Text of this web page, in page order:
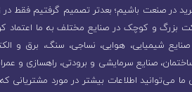
صنعت باشیم؛ بعدتر تصمیم گرفتیم فقط در
باعث رشد روزافزون مجموعه شد. در همین راستا بیش از 800 شرکت بزرگ و کوچک در صنایع
شیمیایی، هوایی، نساجی، سنگ، برق و
صنایع سرمایشی و برودتی، راهسازی و
می‌توانید اطلاعات بیشتر در مورد مشتریانی که